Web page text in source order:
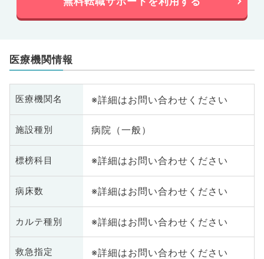
医療機関情報
医療機関名 ※詳細はお問い合わせください
施設種別 病院（一般）
標榜科目 ※詳細はお問い合わせください
病床数 ※詳細はお問い合わせください
カルテ種別 ※詳細はお問い合わせください
救急指定 ※詳細はお問い合わせください